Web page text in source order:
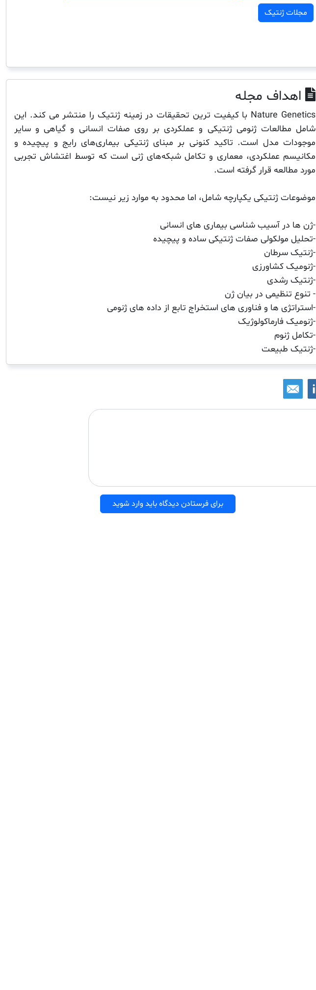
مجلات ژنتیک
اهداف مجله
Nature Genetics با کیفیت ترین تحقیقات در زمینه ژنتیک را منتشر می کند. این
شامل مطالعات ژنومی ژنتیکی و عملکردی بر روی صفات انسانی و گیاهی و سایر
موجودات مدل است. تاکید کنونی بر مبنای ژنتیکی بیماری‌های رایج و پیچیده و
مکانیسم عملکردی، معماری و تکامل شبکه‌های ژنی است که توسط اغتشاش تجربی
مورد مطالعه قرار گرفته است.
موضوعات ژنتیکی یکپارچه شامل، اما محدود به موارد زیر نیست:
-ژن ها در آسیب شناسی بیماری های انسانی
-تحلیل مولکولی صفات ژنتیکی ساده و پیچیده
-ژنتیک سرطان
-ژنومیک کشاورزی
-ژنتیک رشدی
- تنوع تنظیمی در بیان ژن
-استراتژی ها و فناوری های استخراج تابع از داده های ژنومی
-ژنومیک فارماکولوژیک
-تکامل ژنوم
-ژنتیک طبیعت
برای فرستادن دیدگاه باید وارد شوید